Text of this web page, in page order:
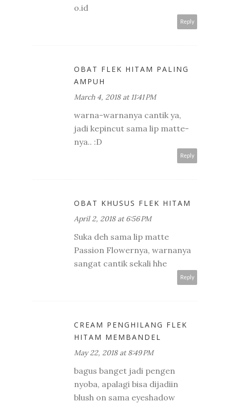
o.id
Reply
OBAT FLEK HITAM PALING
AMPUH
March 4, 2018 at 11:41 PM
warna-warnanya cantik ya,
jadi kepincut sama lip matte-
nya.. :D
Reply
OBAT KHUSUS FLEK HITAM
April 2, 2018 at 6:56 PM
Suka deh sama lip matte
Passion Flowernya, warnanya
sangat cantik sekali hhe
Reply
CREAM PENGHILANG FLEK
HITAM MEMBANDEL
May 22, 2018 at 8:49 PM
bagus banget jadi pengen
nyoba, apalagi bisa dijadiin
blush on sama eyeshadow